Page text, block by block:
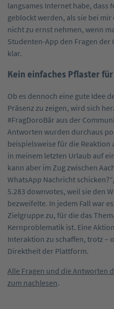
langsames Internet habe, dass
geblockt werden, als sie bei
nicht zu ernst nehmen, wenn
Studenten-App den Fragen
klar.
Kein einfaches Pflaster
Ob es dennoch eine gute Idee
Präsenz zu zeigen, wird sich
#FragDoroBär aus der
Antworten wurden durchaus
beispielsweise für die Reaktion
in meinem letzten Urlaub auf
kann aber im Zug zwischen
WhatsApp Nachricht
5.283 downvotes, weil sie den
bezweifelte. In jedem Fall war
Zielgruppe zu, für die das
Kernproblematik ist. Eine
Interaktion zu schaffen, trotz –
Direktheit der Plattform.
Alle Fragen und die Antworten
zum nachlesen.